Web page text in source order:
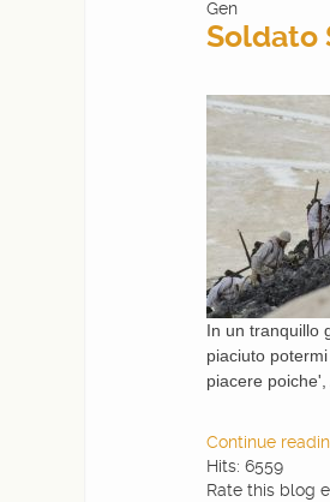
Gen
Soldato
In un tranquillo
piaciuto
piacere
Continue
Hits: 6559
Rate this blog